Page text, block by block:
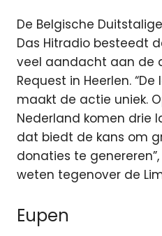
De Belgische
Das Hitradio besteedt
veel aandacht aan de
Request in Heerlen.
maakt de actie uniek.
Nederland komen drie
dat biedt de kans om
donaties te
weten tegenover de
Eupen